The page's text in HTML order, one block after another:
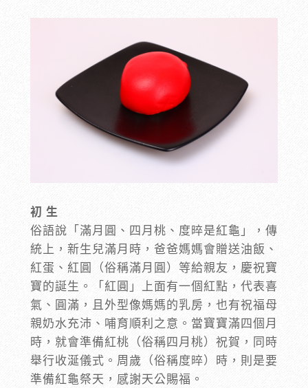
初 生
俗語說「滿月圓、四月桃、度晬是紅龜」，傳
統上，新生兒滿月時，爸爸媽媽會贈送油飯、
紅蛋、紅圓（俗稱滿月圓）等給親友，慶祝寶
寶的誕生。「紅圓」上面有一個紅點，代表喜
氣、圓滿，且外型像媽媽的乳房，也有祝福母
親奶水充沛、哺育順利之意。當寶寶滿四個月
時，就會準備紅桃（俗稱四月桃）祝賀，同時
舉行收涎儀式。周歲（俗稱度晬）時，則是要
準備紅龜祭天，感謝天公賜福。